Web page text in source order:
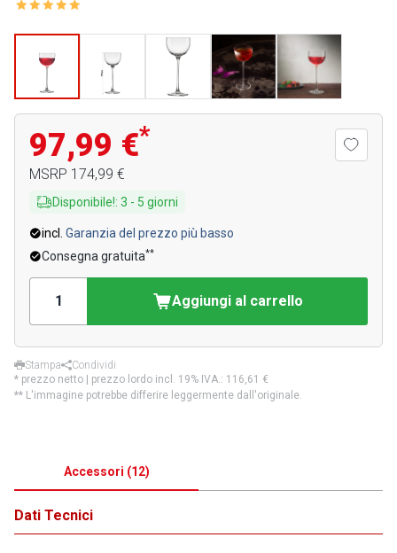
97,99 €*
MSRP 174,99 €
Disponibile!: 3 - 5 giorni
incl. Garanzia del prezzo più basso
Consegna gratuita**
Aggiungi al carrello
Stampa
Condividi
* prezzo netto | prezzo lordo incl. 19% IVA.: 116,61 €
** L'immagine potrebbe differire leggermente dall'originale.
Accessori (12)
Dati Tecnici